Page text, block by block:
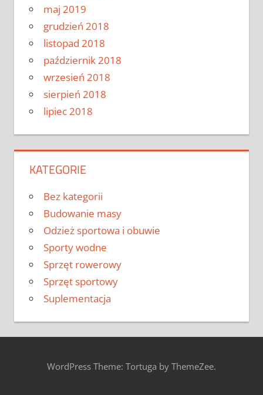
maj 2019
grudzień 2018
listopad 2018
październik 2018
wrzesień 2018
sierpień 2018
lipiec 2018
KATEGORIE
Bez kategorii
Budowanie masy
Odzież sportowa i obuwie
Sporty wodne
Sprzęt rowerowy
Sprzęt sportowy
Suplementacja
WordPress Theme: Tortuga by ThemeZee.